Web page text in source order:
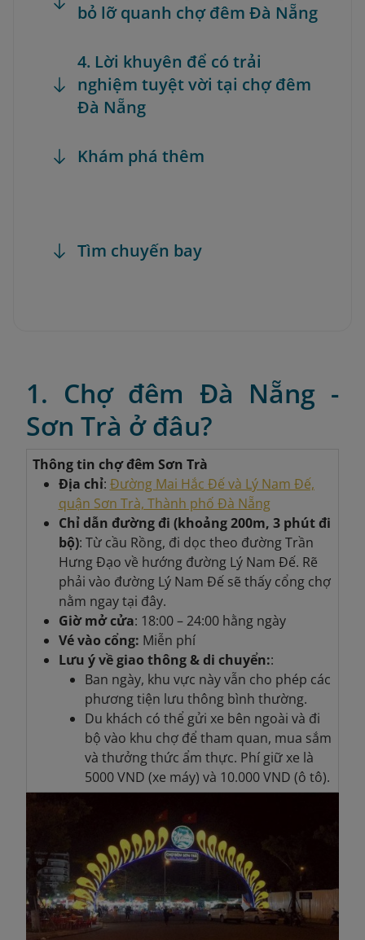
bỏ lỡ quanh chợ đêm Đà Nẵng
4. Lời khuyên để có trải
nghiệm tuyệt vời tại chợ đêm
Đà Nẵng
Khám phá thêm
Tìm chuyến bay
1. Chợ đêm Đà Nẵng -
Sơn Trà ở đâu?
Thông tin chợ đêm Sơn Trà
Địa chỉ: Đường Mai Hắc Đế và Lý Nam Đế,
quận Sơn Trà, Thành phố Đà Nẵng
Chỉ dẫn đường đi (khoảng 200m, 3 phút đi
bộ): Từ cầu Rồng, đi dọc theo đường Trần
Hưng Đạo về hướng đường Lý Nam Đế. Rẽ
phải vào đường Lý Nam Đế sẽ thấy cổng chợ
nằm ngay tại đây.
Giờ mở cửa: 18:00 – 24:00 hằng ngày
Vé vào cổng: Miễn phí
Lưu ý về giao thông & di chuyển::
Ban ngày, khu vực này vẫn cho phép các
phương tiện lưu thông bình thường.
Du khách có thể gửi xe bên ngoài và đi
bộ vào khu chợ để tham quan, mua sắm
và thưởng thức ẩm thực. Phí giữ xe là
5000 VND (xe máy) và 10.000 VND (ô tô).